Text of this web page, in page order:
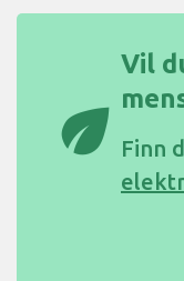
eco
Vil
Finn